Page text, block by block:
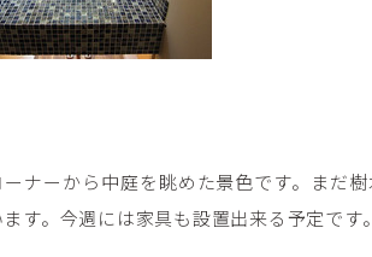
ーナーから中庭を眺めた景色です。まだ
ます。今週には家具も設置出来る予定です